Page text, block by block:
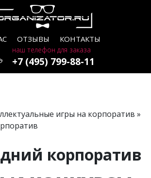
ОТЗЫВЫ КОНТАКТЫ
наш телефон для заказа
+7 (495) 799-88-11
игры на корпоратив »
корпоратив